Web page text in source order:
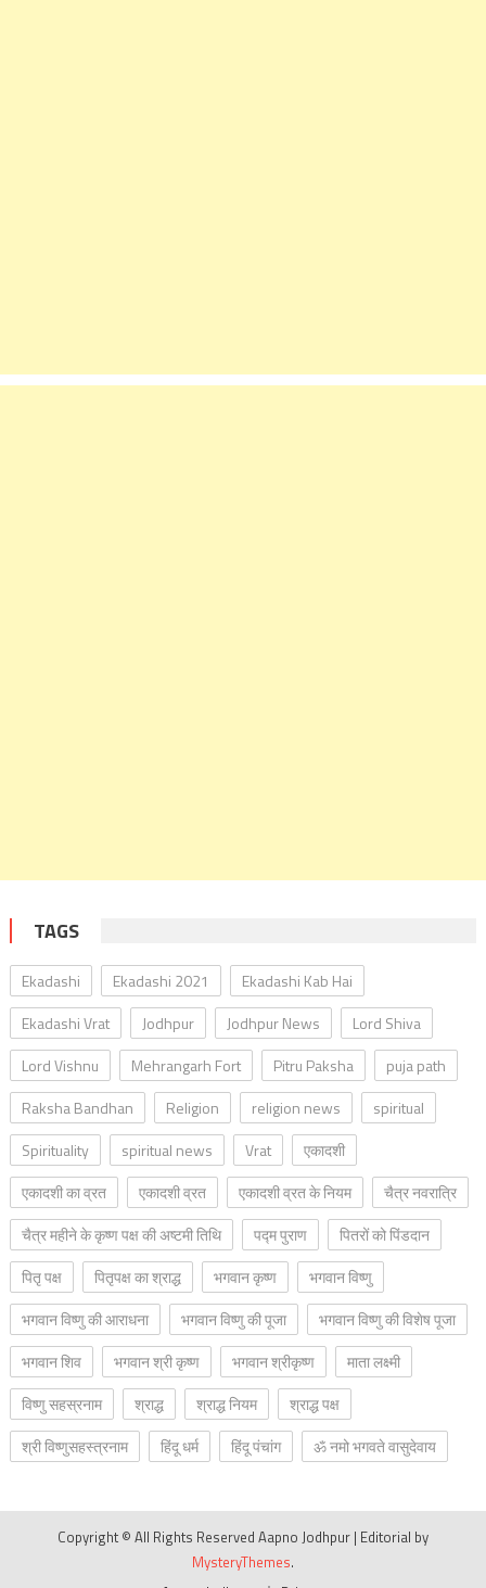
TAGS
Ekadashi Ekadashi 2021
Ekadashi Kab Hai
Ekadashi Vrat
Jodhpur Jodhpur News
Lord Shiva
Lord Vishnu
Mehrangarh Fort Pitru Paksha
puja path
Raksha Bandhan
Religion religion news
spiritual
Spirituality
spiritual news Vrat
एकादशी
एकादशी का व्रत
एकादशी व्रत एकादशी व्रत के नियम
चैत्र नवरात्रि
चैत्र महीने के कृष्ण पक्ष की अष्टमी तिथि
पद्म पुराण
पितरों को पिंडदान
पितृ पक्ष
पितृपक्ष का श्राद्ध भगवान कृष्ण
भगवान विष्णु
भगवान विष्णु की आराधना
भगवान विष्णु की पूजा
भगवान विष्णु की विशेष पूजा
भगवान शिव
भगवान श्री कृष्ण भगवान श्रीकृष्ण
माता लक्ष्मी
विष्णु सहस्रनाम
श्राद्ध श्राद्ध नियम
श्राद्ध पक्ष
श्री विष्णुसहस्त्रनाम
हिंदू धर्म हिंदू पंचांग ॐ नमो भगवते वासुदेवाय
Copyright © All Rights Reserved Aapno Jodhpur | Editorial by
MysteryThemes.